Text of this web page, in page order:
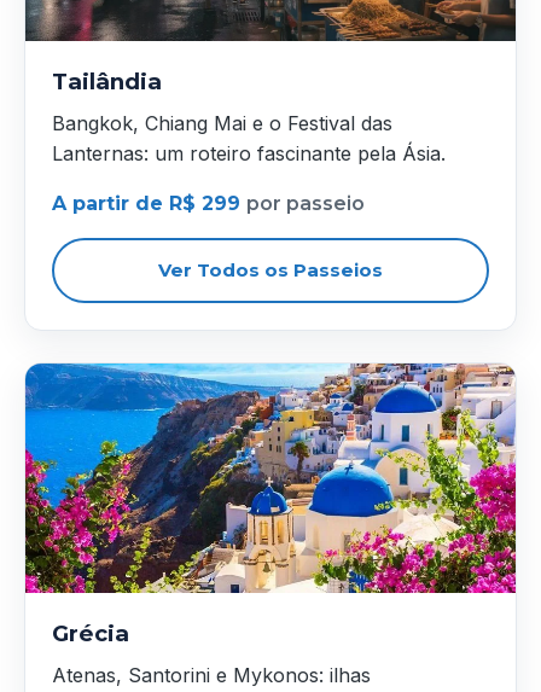
Tailândia
Bangkok, Chiang Mai e o Festival das
Lanternas: um roteiro fascinante pela Ásia.
A partir de R$ 299 por passeio
Ver Todos os Passeios
Grécia
Atenas, Santorini e Mykonos: ilhas